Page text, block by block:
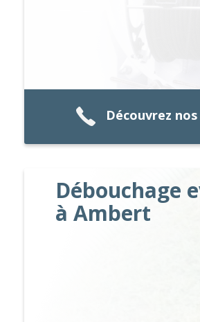
Découvrez
Débouchage
à Ambert